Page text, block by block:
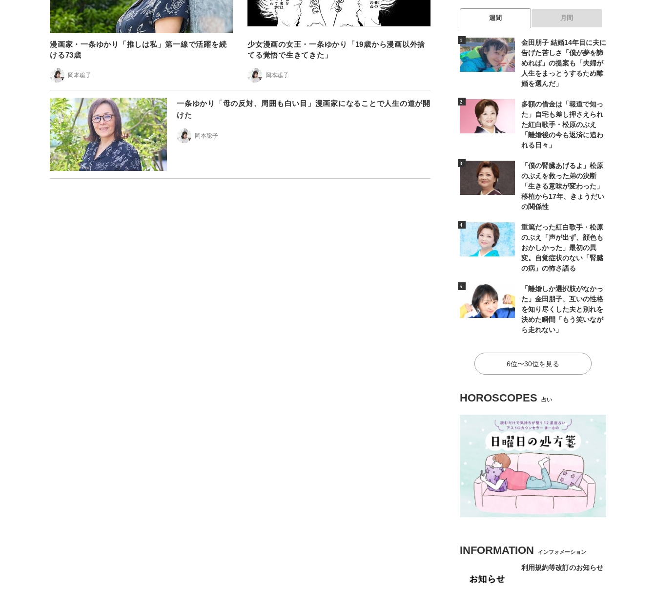
漫画家・一条ゆかり「推しは私」第一線で活躍を続
ける73歳
岡本聡子
少女漫画の女王・一条ゆかり「19歳から漫画以外捨
てる覚悟で生きてきた」
岡本聡子
一条ゆかり「母の反対、周囲も白い目」漫画家になることで人生の道が開
けた
岡本聡子
週間 月間
金田朋子 結婚14年目に夫に
告げた苦しさ「僕が夢を諦
めれば」の提案も「夫婦が
人生をまっとうするため離
婚を選んだ」
多額の借金は「報道で知っ
た」自宅も差し押さえられ
た紅白歌手・松原のぶえ
「離婚後の今も返済に追わ
れる日々」
「僕の腎臓あげるよ」松原
のぶえを救った弟の決断
「生きる意味が変わった」
移植から17年、きょうだい
の関係性
重篤だった紅白歌手・松原
のぶえ「声が出ず、顔色も
おかしかった」最初の異
変。自覚症状のない「腎臓
の病」の怖さ語る
「離婚しか選択肢がなかっ
た」金田朋子、互いの性格
を知り尽くした夫と別れを
決めた瞬間「もう笑いなが
ら走れない」
6位〜30位を見る
HOROSCOPES 占い
INFORMATION インフォメーション
利用規約等改訂のお知らせ